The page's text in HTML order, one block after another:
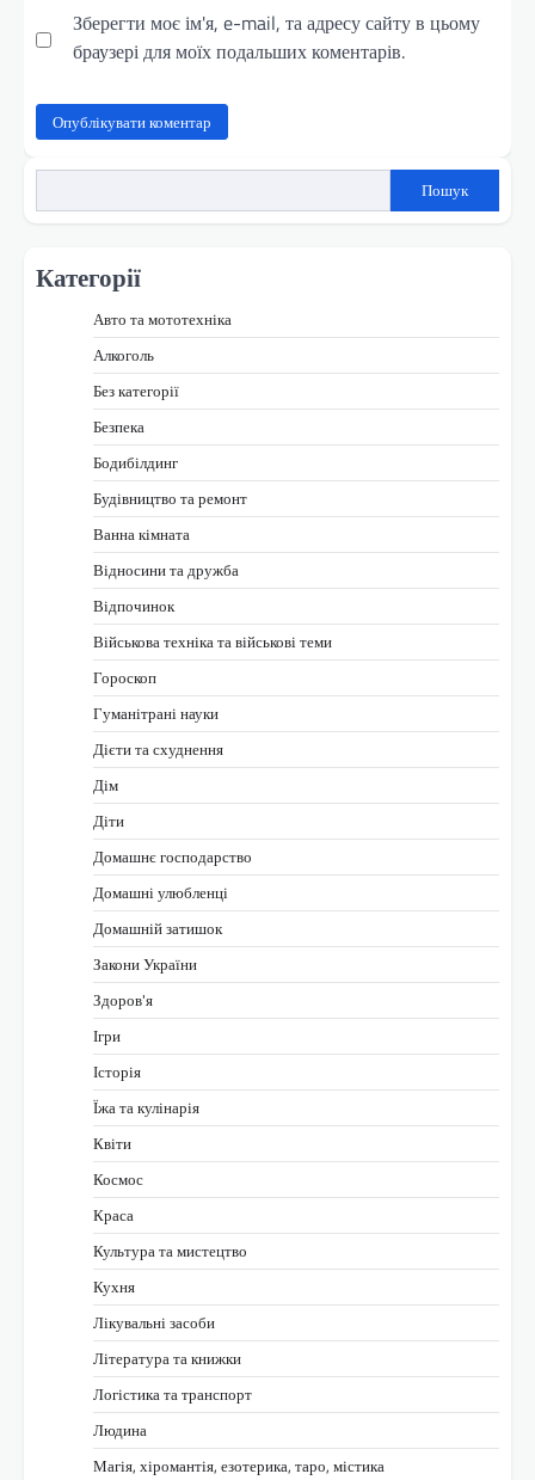
Зберегти моє ім'я, e-mail, та адресу сайту в цьому
браузері для моїх подальших коментарів.
Пошук
Категорії
Авто та мототехніка
Алкоголь
Без категорії
Безпека
Бодибілдинг
Будівництво та ремонт
Ванна кімната
Відносини та дружба
Відпочинок
Військова техніка та військові теми
Гороскоп
Гуманітрані науки
Дієти та схуднення
Дім
Діти
Домашнє господарство
Домашні улюбленці
Домашній затишок
Закони України
Здоров'я
Ігри
Історія
Їжа та кулінарія
Квіти
Космос
Краса
Культура та мистецтво
Кухня
Лікувальні засоби
Література та книжки
Логістика та транспорт
Людина
Магія, хіромантія, езотерика, таро, містика